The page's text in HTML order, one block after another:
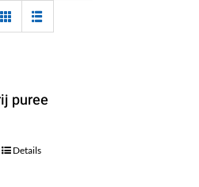
puree
Details